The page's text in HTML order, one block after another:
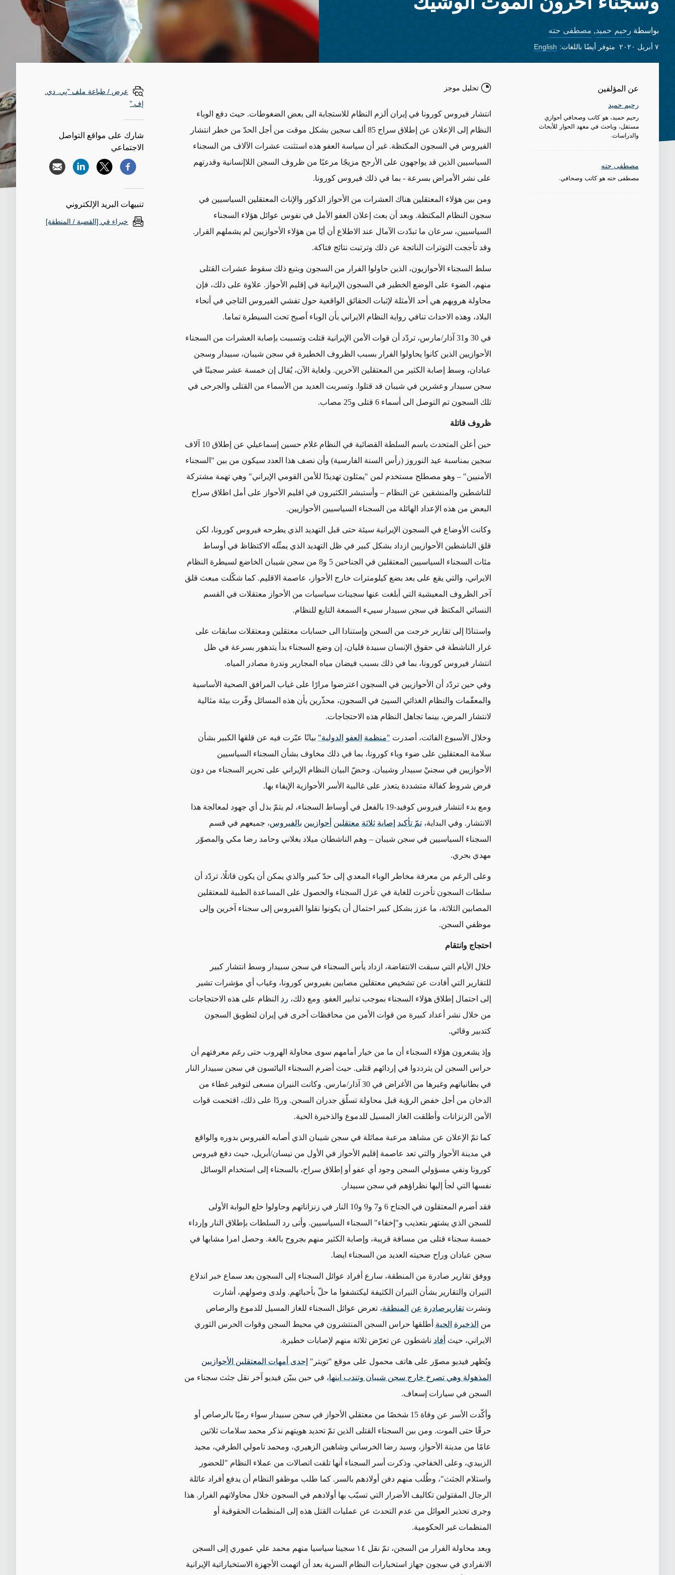
بواسطة رحيم حميد, مصطفی حته
٧ أبريل ٢٠٢٠ متوفر أيضًا باللغات: English
عن المؤلفين
رحيم حميد
رحيم حميد، هو كاتب وصحافي أحوازي
مستقل، وباحث في معهد الحوار للأبحاث
والدراسات.
مصطفی حته
مصطفی حته هو كاتب وصحافي.
تحليل موجز
انتشار فيروس كورونا في إيران ألزم النظام للاستجابة الى بعض الضغوطات. حيث دفع الوباء
النظام إلى الإعلان عن إطلاق سراح 85 ألف سجين بشكل موقت من أجل الحدّ من خطر انتشار
الفيروس في السجون المكتظة. غير أن سياسة العفو هذه استثنت عشرات الآلاف من السجناء
السياسيين الذين قد يواجهون على الأرجح مزيجًا مرعبًا من ظروف السجن اللاإنسانية وقدرتهم
على نشر الأمراض بسرعة - بما في ذلك فيروس كورونا.
ومن بين هؤلاء المعتقلين هناك العشرات من الأحواز الذكور والإناث المعتقلين السياسيين في
سجون النظام المكتظة. وبعد أن بعث إعلان العفو الأمل في نفوس عوائل هؤلاء السجناء
السياسيين، سرعان ما تبدّدت الآمال عند الاطلاع أن أيًا من هؤلاء الأحوازيين لم يشملهم القرار.
وقد تأججت التوترات الناتجة عن ذلك وترتبت نتائج فتاكة.
سلط السجناء الأحوازيون، الذين حاولوا الفرار من السجون وبتبع ذلك سقوط عشرات القتلى
منهم، الضوء على الوضع الخطير في السجون الإيرانية في إقليم الأحواز. علاوة على ذلك، فإن
محاولة هروبهم هي أحد الأمثلة لإثبات الحقائق الواقعية حول تفشي الفيروس التاجي في أنحاء
البلاد، وهذه الاحداث تنافي رواية النظام الايراني بأن الوباء أصبح تحت السيطرة تماما.
في 30 و31 آذار/مارس، تردّد أن قوات الأمن الإيرانية قتلت وتسببت بإصابة العشرات من السجناء
الأحوازيين الذين كانوا يحاولوا الفرار بسبب الظروف الخطيرة في سجن شيبان، سبيدار وسجن
عبادان، وسط إصابة الكثير من المعتقلين الآخرين. ولغاية الآن، يُقال إن خمسة عشر سجينًا في
سجن سبيدار وعشرين في شيبان قد قتلوا. وتسربت العديد من الأسماء من القتلى والجرحى في
تلك السجون تم التوصل الى أسماء6 قتلى و25 مصاب.
ظروف قاتلة
حين أعلن المتحدث باسم السلطة القضائية في النظام غلام حسين إسماعيلي عن إطلاق 10 آلاف
سجين بمناسبة عيد النوروز (رأس السنة الفارسية) وأن نصف هذا العدد سيكون من بين "السجناء
الأمنيين" – وهو مصطلح مستخدم لمن "يمثلون تهديدًا للأمن القومي الإيراني" وهي تهمة مشتركة
للناشطين والمنشقين عن النظام – وأستبشر الكثيرون في اقليم الأحواز على أمل اطلاق سراح
البعض من هذه الإعداد الهائلة من السجناء السياسيين الأحوازيين.
وكانت الأوضاع في السجون الإيرانية سيئة حتى قبل التهديد الذي يطرحه فيروس كورونا، لكن
قلق الناشطين الأحوازيين ازداد بشكل كبير في ظل التهديد الذي يمثّله الاكتظاظ في أوساط
مئات السجناء السياسيين المعتقلين في الجناحين 5 و8 من سجن شيبان الخاضع لسيطرة النظام
الايراني، والتي يقع على بعد بضع كيلومترات خارج الأحواز، عاصمة الاقليم. كما شكّلت مبعث قلق
آخر الظروف المعيشية التي أبلغت عنها سجينات سياسيات من الأحواز معتقلات في القسم
النسائي المكتظ في سجن سبيدار سييء السمعة التابع للنظام.
واستنادًا إلى تقارير خرجت من السجن وإستنادا الى حسابات معتقلين ومعتقلات سابقات على
غرار الناشطة في حقوق الإنسان سبيدة قليان، إن وضع السجناء بدأ يتدهور بسرعة في ظل
انتشار فيروس كورونا، بما في ذلك بسبب فيضان مياه المجارير وندرة مصادر المياه.
وفي حين تردّد أن الأحوازيين في السجون اعترضوا مرارًا على غياب المرافق الصحية الأساسية
والمعقّمات والنظام الغذائي السيئ في السجون، محذّرين بأن هذه المسائل وفّرت بيئة مثالية
لانتشار المرض، بينما تجاهل النظام هذه الاحتجاجات.
وخلال الأسبوع الفائت، أصدرت "منظمة العفو الدولية" بيانًا عبّرت فيه عن قلقها الكبير بشأن
سلامة المعتقلين على ضوء وباء كورونا، بما في ذلك مخاوف بشأن السجناء السياسيين
الأحوازيين في سجنيْ سبيدار وشيبان. وحضّ البيان النظام الإيراني على تحرير السجناء من دون
فرض شروط كفالة متشددة يتعذر على غالبية الأسر الأحوازية الإيفاء بها.
ومع بدء انتشار فيروس كوفيد-19 بالفعل في أوساط السجناء، لم يتمّ بذل أي جهود لمعالجة هذا
الانتشار. وفي البداية،تم ّتأكيد إصابة ثلاثة معتقلين أحوازيين بالفيروس، جميعهم في قسم
السجناء السياسيين في سجن شيبان – وهم الناشطان ميلاد بغلاني وحامد رضا مكي والمصوّر
مهدي بحري.
وعلى الرغم من معرفة مخاطر الوباء المعدي إلى حدّ كبير والذي يمكن أن يكون قاتلًا، تردّد أن
سلطات السجون تأخرت للغاية في عزل السجناء والحصول على المساعدة الطبية للمعتقلين
المصابين الثلاثة، ما عزز بشكل كبير احتمال أن يكونوا نقلوا الفيروس إلى سجناء آخرين وإلى
موظفي السجن.
احتجاج وانتقام
خلال الأيام التي سبقت الانتفاضة، ازداد يأس السجناء في سجن سبيدار وسط انتشار كبير
للتقارير التي أفادت عن تشخيص معتقلين مصابين بفيروس كورونا، وغياب أي مؤشرات تشير
إلى احتمال إطلاق هؤلاء السجناء بموجب تدابير العفو. ومع ذلك، رد النظام على هذه الاحتجاجات
من خلال نشر أعداد كبيرة من قوات الأمن من محافظات أخرى في إيران لتطويق السجون
كتدبير وقائي.
وإذ يشعرون هؤلاء السجناء أن ما من خيار أمامهم سوى محاولة الهروب حتى رغم معرفتهم أن
حراس السجن لن يترددوا في إردائهم قتلى. حيث أضرم السجناء اليائسون في سجن سبيدار النار
في بطانياتهم وغيرها من الأغراض في 30 آذار/مارس. وكانت النيران مسعى لتوفير غطاء من
الدخان من أجل خفض الرؤية قبل محاولة تسلّق جدران السجن. وردًا على ذلك، اقتحمت قوات
الأمن الزنزانات وأطلقت الغاز المسيل للدموع والذخيرة الحية.
كما تمّ الإعلان عن مشاهد مرعبة مماثلة في سجن شيبان الذي أصابه الفيروس بدوره والواقع
في مدينة الأحواز والتي تعد عاصمة إقليم الأحواز في الأول من نيسان/أبريل، حيث دفع فيروس
كورونا ونفي مسؤولي السجن وجود أي عفو أو إطلاق سراح، بالسجناء إلى استخدام الوسائل
نفسها التي لجأ إليها نظراؤهم في سجن سبيدار.
فقد أضرم المعتقلون في الجناح 6 و7 و9 و10 النار في زنزاناتهم وحاولوا خلع البوابة الأولى
للسجن الذي يشتهر بتعذيب و"إخفاء" السجناء السياسيين. وأتى رد السلطات بإطلاق النار وإرداء
خمسة سجناء قتلى من مسافة قريبة، وإصابة الكثير منهم بجروح بالغة. وحصل امرا مشابها في
سجن عبادان وراح ضحيته العديد من السجناء ايضا.
ووفق تقارير صادرة من المنطقة، سارع أفراد عوائل السجناء إلى السجون بعد سماع خبر اندلاع
النيران والتقارير بشأن النيران الكثيفة ليكتشفوا ما حلّ بأحبائهم. ولدى وصولهم، أشارت
ونشرتتقارير صادرة عن المنطقة، تعرض عوائل السجناء للغاز المسيل للدموع والرصاص
من الذخيرة الحية أطلقها حراس السجن المنتشرون في محيط السجن وقوات الحرس الثوري
الايراني، حيث أفاد ناشطون عن تعرّض ثلاثة منهم لإصابات خطيرة.
ويُظهر فيديو مصوّر على هاتف محمول على موقع "تويتر" إحدى أمهات المعتقلين الأحوازيين
المذهولة وهي تصرخ خارج سجن شيبان وتندب ابنها، في حين يبيّن فيديو آخر نقل جثث سجناء من
السجن في سيارات إسعاف.
وأكّدت الأسر عن وفاة 15 شخصًا من معتقلي الأحواز في سجن سبيدار سواء رميًا بالرصاص أو
حرقًا حتى الموت. ومن بين السجناء القتلى الذين تمّ تحديد هويتهم نذكر محمد سلامات ثلاثين
عامًا من مدينة الأحواز، وسيد رضا الخرساني وشاهين الزهيري، ومحمد تامولي الطرفي، مجيد
الزبيدي، وعلى الخفاجي. وذكرت أسر السجناء أنها تلقت اتصالات من عملاء النظام "للحضور
واستلام الجثث"، وطُلب منهم دفن أولادهم بالسر. كما طلب موظفو النظام أن يدفع أفراد عائلة
الرجال المقتولين تكاليف الأضرار التي تسبّب بها أولادهم في السجون خلال محاولاتهم الفرار. هذا
وجرى تحذير العوائل من عدم التحدث عن عمليات القتل هذه إلى المنظمات الحقوقية أو
المنظمات غير الحكومية.
وبعد محاولة الفرار من السجن، تمّ نقل ١٤ سجينا سياسيا منهم محمد علي عموري إلى السجن
الانفرادي في سجون جهاز استخبارات النظام السرية بعد أن اتهمت الأجهزة الاستخباراتية الإيرانية
عرض / طباعة ملف "پي. دي.
إف."
شارك على مواقع التواصل
الاجتماعي
تنبيهات البريد الإلكتروني
خبراء في [القضية / المنطقة]